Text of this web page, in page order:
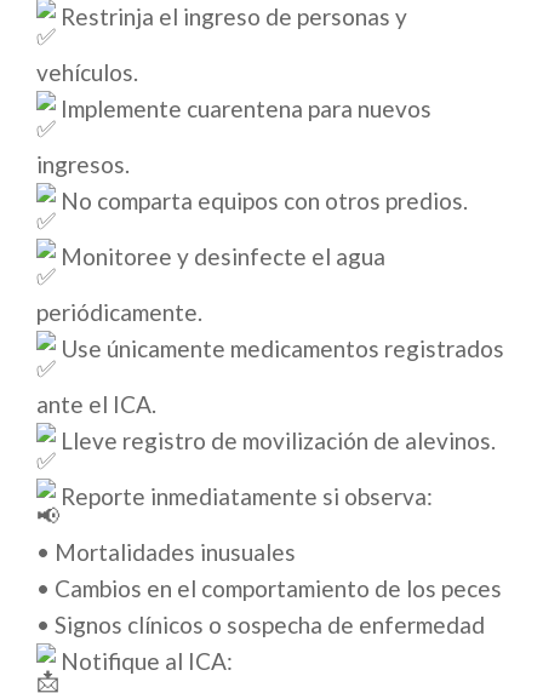
Restrinja el ingreso de personas y
vehículos.
Implemente cuarentena para nuevos
ingresos.
No comparta equipos con otros predios.
Monitoree y desinfecte el agua
periódicamente.
Use únicamente medicamentos registrados
ante el ICA.
Lleve registro de movilización de alevinos.
Reporte inmediatamente si observa:
• Mortalidades inusuales
• Cambios en el comportamiento de los peces
• Signos clínicos o sospecha de enfermedad
Notifique al ICA: